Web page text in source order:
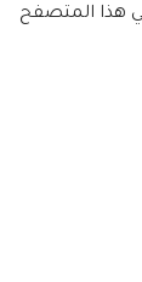
هذا المتصفح